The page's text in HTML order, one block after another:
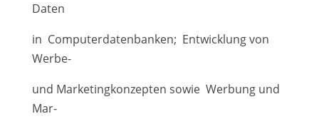
Daten
in Computerdatenbanken; Entwicklung von
Werbe-
und Marketingkonzepten sowie Werbung und
Mar-